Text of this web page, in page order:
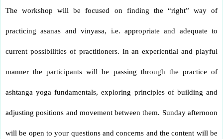
The workshop will be focused on finding the “right” way of
practicing asanas and vinyasa, i.e. appropriate and adequate to
current possibilities of practitioners. In an experiential and playful
manner the participants will be passing through the practice of
ashtanga yoga fundamentals, exploring principles of building and
adjusting positions and movement between them. Sunday afternoon
will be open to your questions and concerns and the content will be